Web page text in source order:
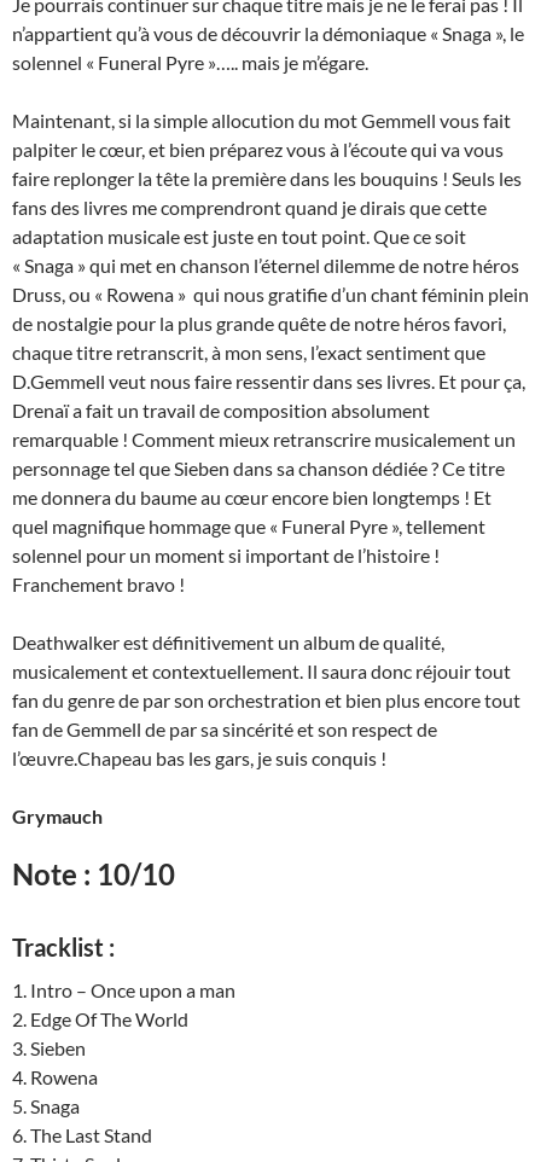
Je pourrais continuer sur chaque titre mais je ne le ferai pas ! Il
n’appartient qu’à vous de découvrir la démoniaque « Snaga », le
solennel « Funeral Pyre »….. mais je m’égare.
Maintenant, si la simple allocution du mot Gemmell vous fait
palpiter le cœur, et bien préparez vous à l’écoute qui va vous
faire replonger la tête la première dans les bouquins ! Seuls les
fans des livres me comprendront quand je dirais que cette
adaptation musicale est juste en tout point. Que ce soit
« Snaga » qui met en chanson l’éternel dilemme de notre héros
Druss, ou « Rowena » qui nous gratifie d’un chant féminin plein
de nostalgie pour la plus grande quête de notre héros favori,
chaque titre retranscrit, à mon sens, l’exact sentiment que
D.Gemmell veut nous faire ressentir dans ses livres. Et pour ça,
Drenaï a fait un travail de composition absolument
remarquable ! Comment mieux retranscrire musicalement un
personnage tel que Sieben dans sa chanson dédiée ? Ce titre
me donnera du baume au cœur encore bien longtemps ! Et
quel magnifique hommage que « Funeral Pyre », tellement
solennel pour un moment si important de l’histoire !
Franchement bravo !
Deathwalker est définitivement un album de qualité,
musicalement et contextuellement. Il saura donc réjouir tout
fan du genre de par son orchestration et bien plus encore tout
fan de Gemmell de par sa sincérité et son respect de
l’œuvre.Chapeau bas les gars, je suis conquis !
Grymauch
Note : 10/10
Tracklist :
1. Intro – Once upon a man
2. Edge Of The World
3. Sieben
4. Rowena
5. Snaga
6. The Last Stand